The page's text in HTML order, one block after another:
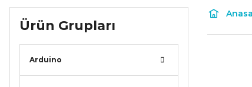
Ürün Grupları
Arduino